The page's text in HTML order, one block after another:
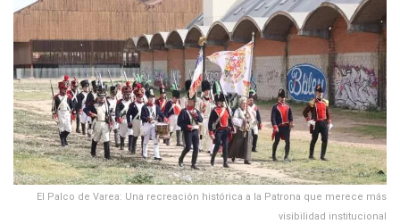
El Palco de Varea: Una recreación histórica a la Patrona que merece más
visibilidad institucional